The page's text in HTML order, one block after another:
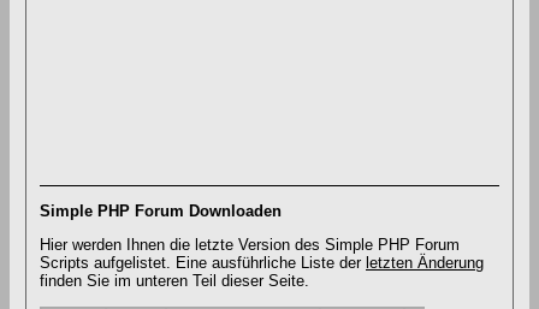
Simple PHP Forum Downloaden
Hier werden Ihnen die letzte Version des Simple PHP Forum
Scripts aufgelistet. Eine ausführliche Liste der letzten Änderung
finden Sie im unteren Teil dieser Seite.